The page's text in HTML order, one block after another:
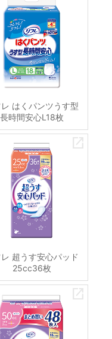
レ はくパンツうす型
長時間安心L18枚
レ 超うす安心パッド
25cc36枚